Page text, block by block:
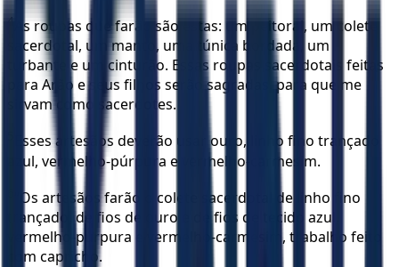
As roupas que farão são estas: um peitoral, um colete
sacerdotal, um manto, uma túnica bordada, um
turbante e um cinturão. Essas roupas sacerdotais feitas
para Arão e seus filhos serão sagradas, para que me
sirvam como sacerdotes.
Esses artesãos deverão usar ouro, linho fino trançado
azul, vermelho-púrpura e vermelho-carmesim.
“Os artesãos farão o colete sacerdotal de linho fino
trançado, de fios de ouro e de fios de tecido azul,
vermelho-púrpura e vermelho-carmesim, trabalho feito
com capricho.